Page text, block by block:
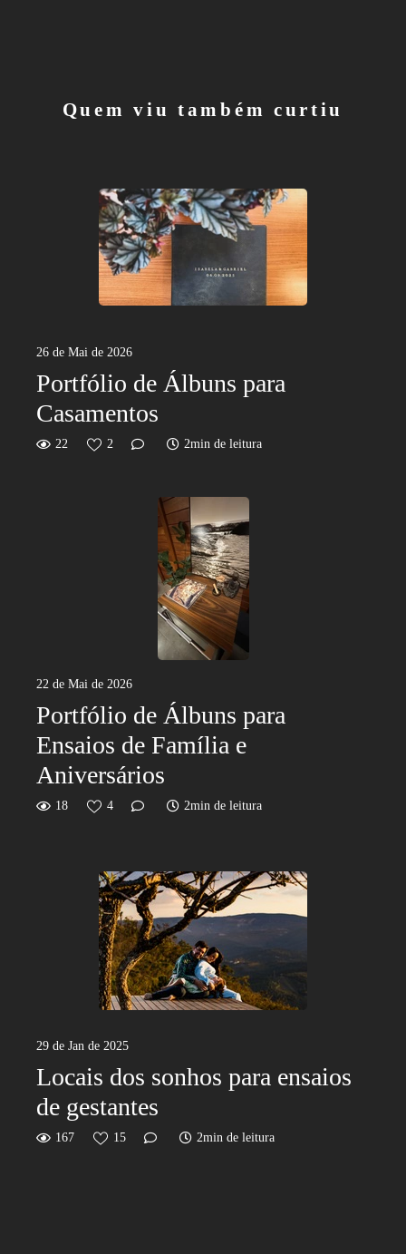
Quem viu também curtiu
26 de Mai de 2026
Portfólio de Álbuns para
Casamentos
22 2 2min de leitura
22 de Mai de 2026
Portfólio de Álbuns para
Ensaios de Família e
Aniversários
18 4 2min de leitura
29 de Jan de 2025
Locais dos sonhos para ensaios
de gestantes
167 15 2min de leitura